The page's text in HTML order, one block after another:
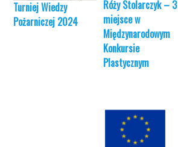
Turniej Wiedzy
Pożarniczej 2024
Róży Stolarczyk – 3
miejsce w
Międzynarodowym
Konkursie
Plastycznym